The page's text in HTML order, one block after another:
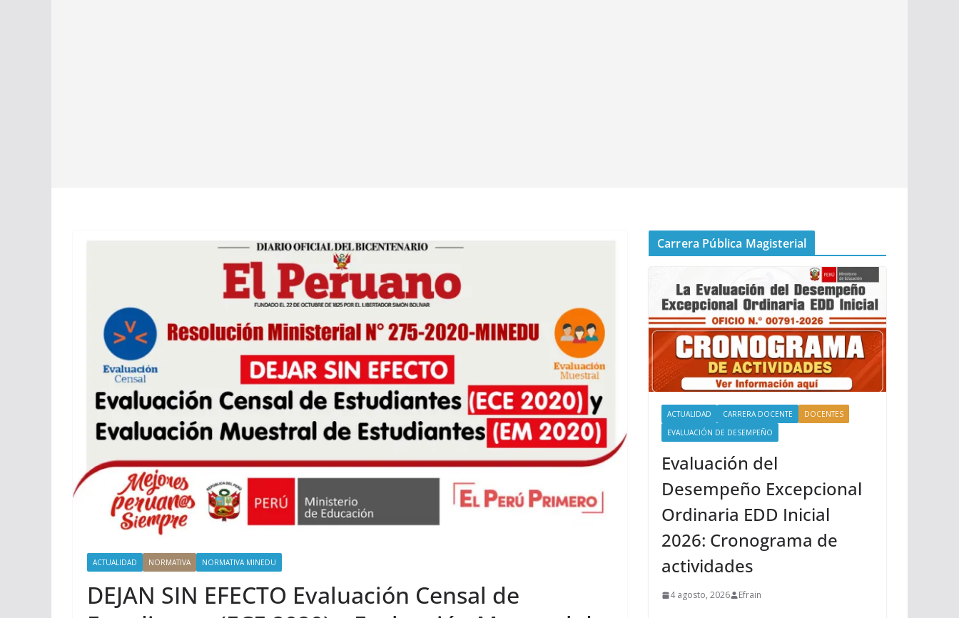
ACTUALIDAD NORMATIVA NORMATIVA MINEDU
DEJAN SIN EFECTO Evaluación Censal de
Carrera Pública Magisterial
ACTUALIDAD CARRERA DOCENTE
DOCENTES
EVALUACIÓN DE DESEMPEÑO
Evaluación del
Desempeño Excepcional
Ordinaria EDD Inicial
2026: Cronograma de
actividades
4 agosto, 2026 Efrain